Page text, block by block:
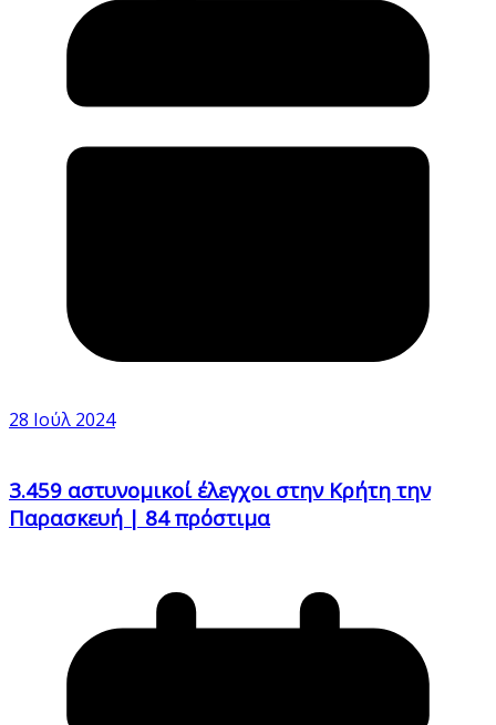
28 Ιούλ 2024
3.459 αστυνομικοί έλεγχοι στην Κρήτη την
Παρασκευή | 84 πρόστιμα